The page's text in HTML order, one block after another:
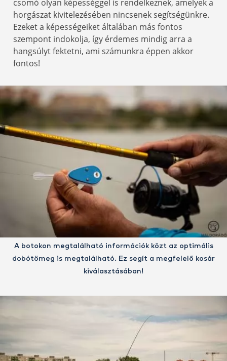
csomó olyan képességgel is rendelkeznek, amelyek a
horgászat kivitelezésében nincsenek segítségünkre.
Ezeket a képességeiket általában más fontos
szempont indokolja, így érdemes mindig arra a
hangsúlyt fektetni, ami számunkra éppen akkor
fontos!
A botokon megtalálható információk közt az optimális
dobótömeg is megtalálható. Ez segít a megfelelő kosár
kiválasztásában!